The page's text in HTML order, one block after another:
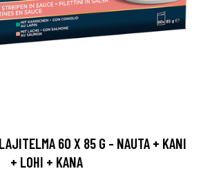
60 X 85 G - NAUTA + KANI
+ LOHI + KANA